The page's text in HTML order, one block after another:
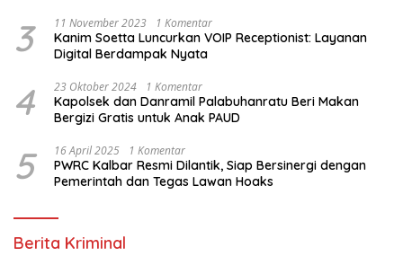
3 11 November 2023 1 Komentar
Kanim Soetta Luncurkan VOIP Receptionist: Layanan
Digital Berdampak Nyata
4 23 Oktober 2024 1 Komentar
Kapolsek dan Danramil Palabuhanratu Beri Makan
Bergizi Gratis untuk Anak PAUD
5 16 April 2025 1 Komentar
PWRC Kalbar Resmi Dilantik, Siap Bersinergi dengan
Pemerintah dan Tegas Lawan Hoaks
Berita Kriminal